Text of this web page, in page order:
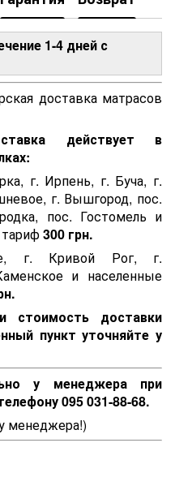
1-4 дней с
доставка матрасов
действует в
г. Ирпень, г. Буча, г.
г. Вышгород, пос.
пос. Гостомель и
300 грн.
г. Кривой Рог, г.
и населенные
стоимость доставки
пункт уточняйте у
у менеджера при
095 031-88-68.
менеджера!)